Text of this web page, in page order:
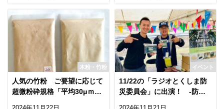
木粉・竹粉
人気の竹粉 ご要望に応じて
超微粉砕規格「平均30μｍ」
2024年11月22日
イベント
11/22の「ラジオとくしま防
災委員会」に出演！ -防災
2024年11月21日